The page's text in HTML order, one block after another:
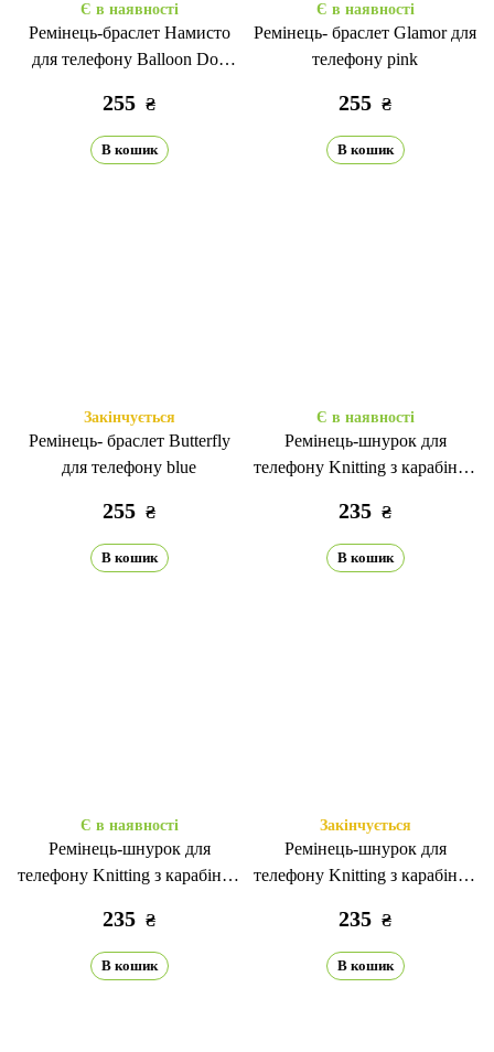
Є в наявності
Ремінець-браслет Намисто
для телефону Balloon Dog
255 ₴
В кошик
Є в наявності
Ремінець- браслет Glamor для
телефону pink
255 ₴
В кошик
Закінчується
Ремінець- браслет Butterfly
для телефону blue
255 ₴
В кошик
Є в наявності
Ремінець-шнурок для
телефону Knitting з карабіном
235 ₴
В кошик
Є в наявності
Ремінець-шнурок для
телефону Knitting з карабіном
235 ₴
В кошик
Закінчується
Ремінець-шнурок для
телефону Knitting з карабіном
235 ₴
В кошик